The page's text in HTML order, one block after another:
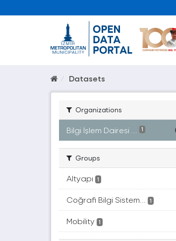
Datasets
Organizations
Bilgi İşlem Dairesi ... 1
Groups
Altyapı 1
Coğrafi Bilgi Sistem... 1
Mobility 1